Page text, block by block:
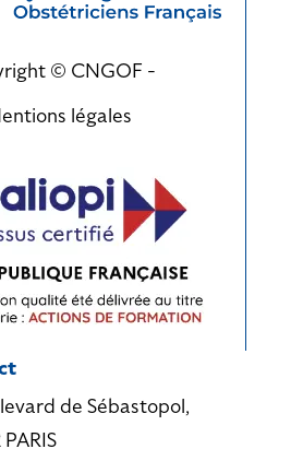
© CNGOF -
légales
de Sébastopol,